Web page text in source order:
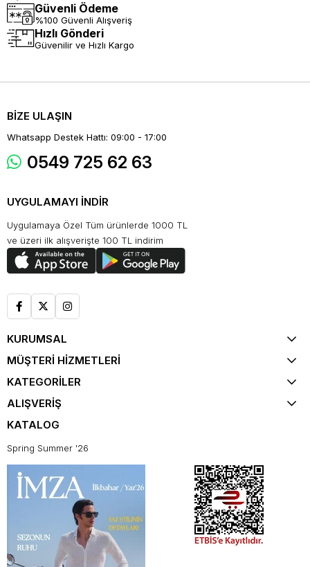
Güvenli Ödeme
%100 Güvenli Alışveriş
Hızlı Gönderi
Güvenilir ve Hızlı Kargo
BİZE ULAŞIN
Whatsapp Destek Hattı: 09:00 - 17:00
0549 725 62 63
UYGULAMAYI İNDİR
Uygulamaya Özel Tüm ürünlerde 1000 TL
ve üzeri ilk alışverişte 100 TL indirim
KURUMSAL
MÜŞTERİ HİZMETLERİ
KATEGORİLER
ALIŞVERİŞ
KATALOG
Spring Summer '26